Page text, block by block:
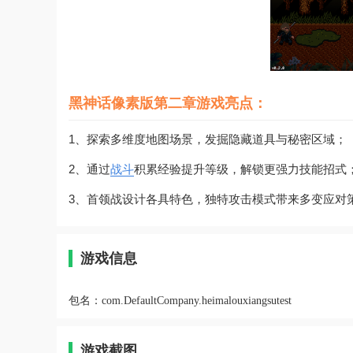
黑神话像素版第二章游戏亮点：
1、探索多维度地图场景，发掘隐藏道具与秘密区域；
2、通过战斗积累经验提升等级，解锁更强力技能招式
3、首领战设计各具特色，独特攻击模式带来多变应对
游戏信息
包名： com.DefaultCompany.heimalouxiangsutest